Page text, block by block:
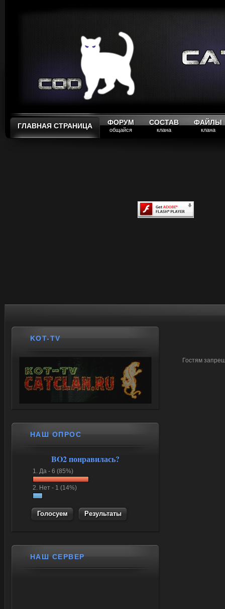
ГЛАВНАЯ СТРАНИЦА ФОРУМ
общайся
СОСТАВ
клана
ФАЙЛЫ
клана
Гостям
KOT-TV
НАШ ОПРОС
BO2 понравилась?
1. Да - 6 (85%)
2. Нет - 1 (14%)
Результаты
НАШ СЕРВЕР